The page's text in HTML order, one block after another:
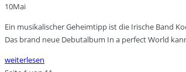
10Mai
Ein musikalischer Geheimtipp ist die Irische Band
Das brand neue Debutalbum In a perfect World
weiterlesen